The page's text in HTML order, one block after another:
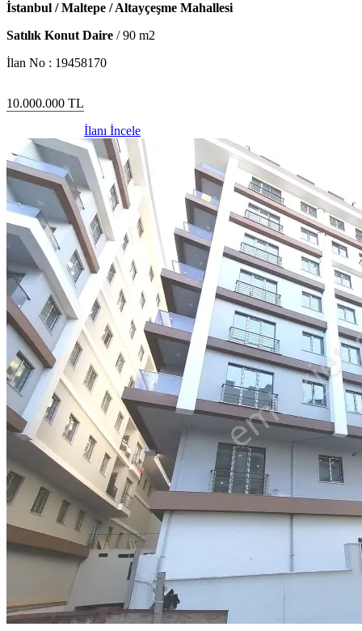
İstanbul / Maltepe / Altayçeşme Mahallesi
Satılık Konut Daire /90 m2
İlan No : 19458170
10.000.000 TL
İlanı İncele